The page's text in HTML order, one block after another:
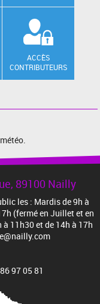
ACCÈS
CONTRIBUTEURS
89100 Nailly
les : Mardis de 9h à
(fermé en Juillet et en
11h30 et de 14h à 17h
97 05 81